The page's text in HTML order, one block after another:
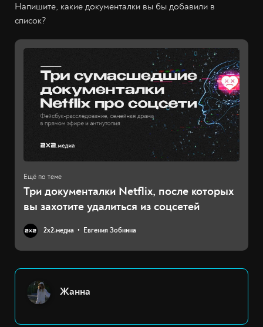
Напишите, какие документалки вы бы добавили в
список?
Три документалки Netflix, после которых
вы захотите удалиться из соцсетей
2х2.медиа Евгения Зобнина
Жанна